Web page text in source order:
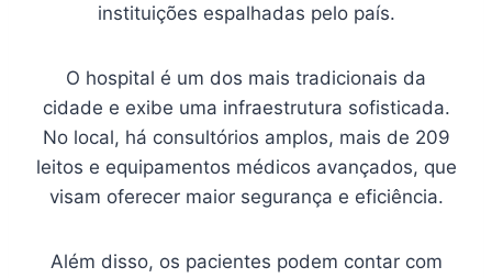
instituições espalhadas pelo país.
O hospital é um dos mais tradicionais da
cidade e exibe uma infraestrutura sofisticada.
No local, há consultórios amplos, mais de 209
leitos e equipamentos médicos avançados, que
visam oferecer maior segurança e eficiência.
Além disso, os pacientes podem contar com